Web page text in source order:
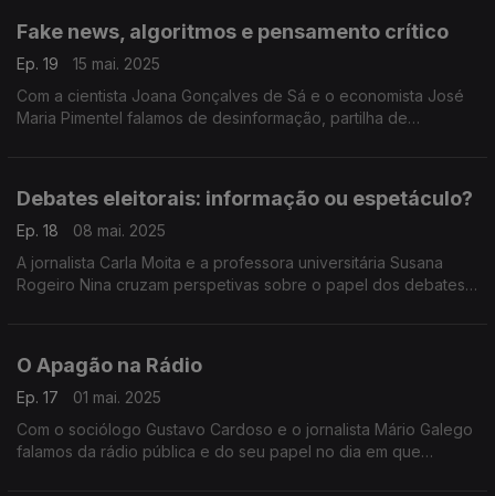
Fake news, algoritmos e pensamento crítico
Ep. 19
15 mai. 2025
Com a cientista Joana Gonçalves de Sá e o economista José
Maria Pimentel falamos de desinformação, partilha de
Debates eleitorais: informação ou espetáculo?
Ep. 18
08 mai. 2025
A jornalista Carla Moita e a professora universitária Susana
Rogeiro Nina cruzam perspetivas sobre o papel dos debates
O Apagão na Rádio
Ep. 17
01 mai. 2025
Com o sociólogo Gustavo Cardoso e o jornalista Mário Galego
falamos da rádio pública e do seu papel no dia em que